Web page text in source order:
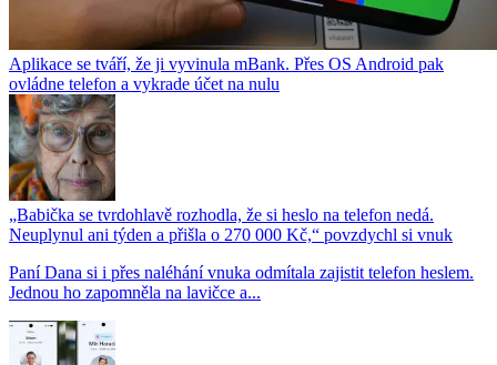
Aplikace se tváří, že ji vyvinula mBank. Přes OS Android pak
ovládne telefon a vykrade účet na nulu
„Babička se tvrdohlavě rozhodla, že si heslo na telefon nedá.
Neuplynul ani týden a přišla o 270 000 Kč,“ povzdychl si vnuk
Paní Dana si i přes naléhání vnuka odmítala zajistit telefon heslem.
Jednou ho zapomněla na lavičce a...